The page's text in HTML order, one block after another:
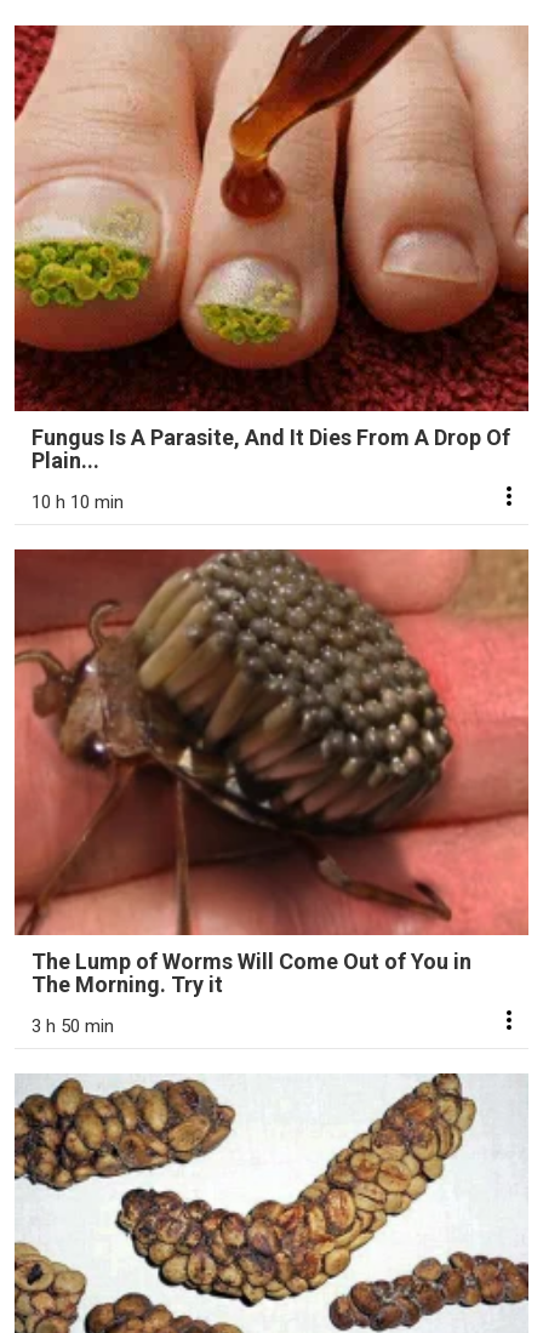
Fungus Is A Parasite, And It Dies From A Drop Of
Plain...
10 h 10 min
The Lump of Worms Will Come Out of You in
The Morning. Try it
3 h 50 min